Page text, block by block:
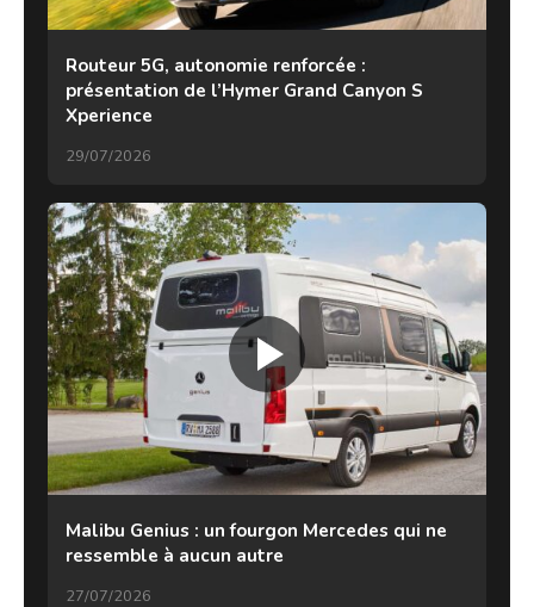
Routeur 5G, autonomie renforcée :
présentation de l’Hymer Grand Canyon S
Xperience
29/07/2026
Malibu Genius : un fourgon Mercedes qui ne
ressemble à aucun autre
27/07/2026